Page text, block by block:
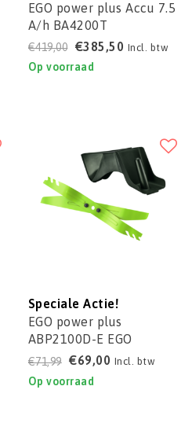
EGO power plus Accu 7.5
A/h BA4200T
€419,00 €385,50 Incl. btw
Op voorraad
Speciale Actie!
EGO power plus
ABP2100D-E EGO
mulchmes + Plug voor
LM2135E-SP
€71,99 €69,00 Incl. btw
Op voorraad